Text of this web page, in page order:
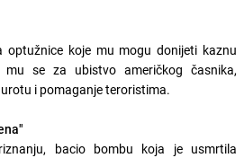
koje mu mogu donijeti kaznu
se za ubistvo američkog časnika,
i pomaganje teroristima.
bacio bombu koja je usmrtila